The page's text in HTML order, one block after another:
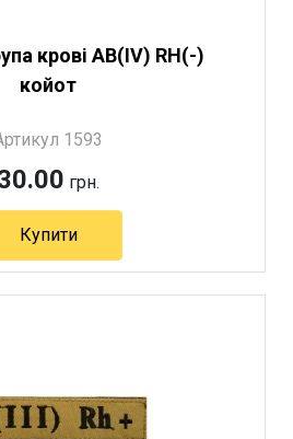
крові AB(IV) RH(-)
койот
1593
грн.
Купити